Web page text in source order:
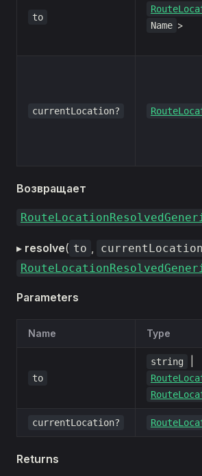
to
Name >
currentLocation?
Возвращает
▸ resolve( to ,
Parameters
Name Type
to
string
currentLocation?
Returns